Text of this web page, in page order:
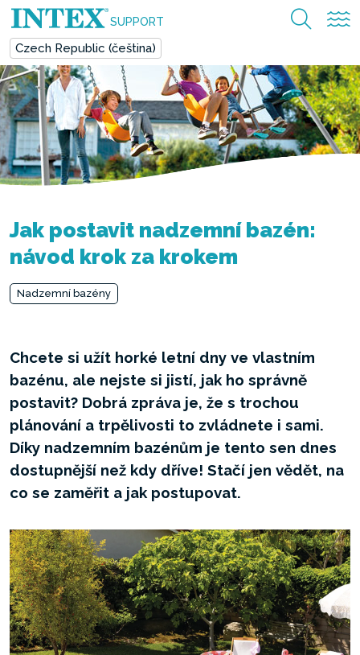
SUPPORT
Czech Republic (čeština)
Jak postavit nadzemní bazén:
návod krok za krokem
Nadzemní bazény
Chcete si užít horké letní dny ve vlastním
bazénu, ale nejste si jistí, jak ho správně
postavit? Dobrá zpráva je, že s trochou
plánování a trpělivosti to zvládnete i sami.
Díky nadzemním bazénům je tento sen dnes
dostupnější než kdy dříve! Stačí jen vědět, na
co se zaměřit a jak postupovat.